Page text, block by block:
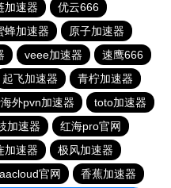
加速器
优云666
蜂加速器
原子加速器
veee加速器
速鹰666
起飞加速器
青柠加速器
外pvn加速器
toto加速器
加速器
红海pro官网
加速器
极风加速器
官网 香蕉加速器